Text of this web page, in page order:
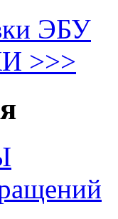
ЭБУ
>>>